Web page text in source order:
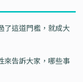
了這道門檻，就成大
來告訴大家，哪些事